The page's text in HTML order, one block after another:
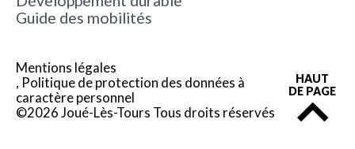
Guide des mobilités
Mentions légales
Politique de protection des données à
caractère personnel
©2026 Joué-Lès-Tours Tous droits réservés
HAUT
DE PAGE